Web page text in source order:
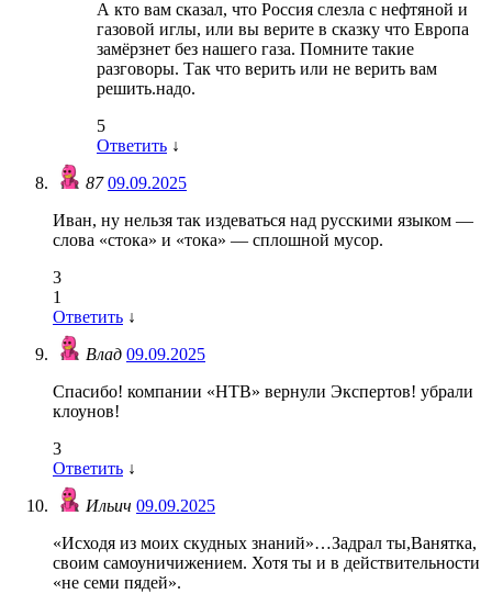
А кто вам сказал, что Россия слезла с нефтяной и
газовой иглы, или вы верите в сказку что Европа
замёрзнет без нашего газа. Помните такие
разговоры. Так что верить или не верить вам
решить.надо.
5
Ответить ↓
8709.09.2025
Иван, ну нельзя так издеваться над русскими языком —
слова «стока» и «тока» — сплошной мусор.
3
1
Ответить ↓
Влад 09.09.2025
Спасибо! компании «НТВ» вернули Экспертов! убрали
клоунов!
3
Ответить ↓
Ильич 09.09.2025
«Исходя из моих скудных знаний»…Задрал ты,Ванятка,
своим самоуничижением. Хотя ты и в действительности
«не семи пядей».